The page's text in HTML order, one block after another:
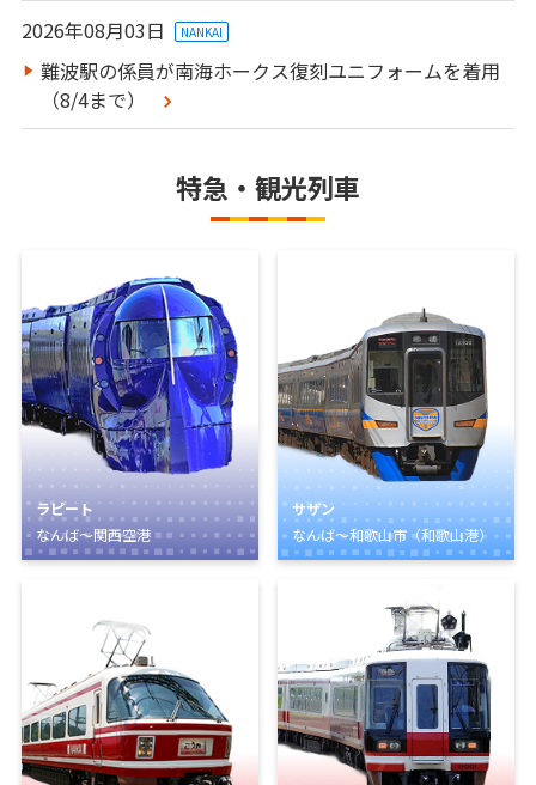
2026年08月03日 NANKAI
難波駅の係員が南海ホークス復刻ユニフォームを着用
（8/4まで）
特急・観光列車
ラピート
なんば～関西空港
サザン
なんば～和歌山市（和歌山港）